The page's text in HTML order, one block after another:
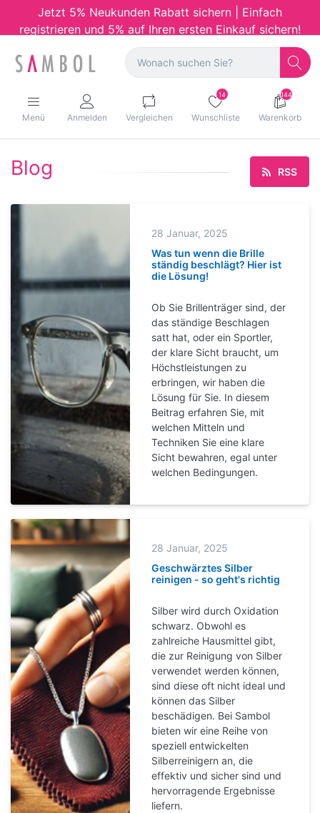
Jetzt 5% Neukunden Rabatt sichern | Einfach
registrieren und 5% auf Ihren ersten Einkauf sichern!
Menü Anmelden Vergleichen
14
Wunschliste
144
Warenkorb
Blog RSS
28 Januar, 2025
Was tun wenn die Brille
ständig beschlägt? Hier ist
die Lösung!
Ob Sie Brillenträger sind, der
das ständige Beschlagen
satt hat, oder ein Sportler,
der klare Sicht braucht, um
Höchstleistungen zu
erbringen, wir haben die
Lösung für Sie. In diesem
Beitrag erfahren Sie, mit
welchen Mitteln und
Techniken Sie eine klare
Sicht bewahren, egal unter
welchen Bedingungen.
28 Januar, 2025
Geschwärztes Silber
reinigen - so geht's richtig
Silber wird durch Oxidation
schwarz. Obwohl es
zahlreiche Hausmittel gibt,
die zur Reinigung von Silber
verwendet werden können,
sind diese oft nicht ideal und
können das Silber
beschädigen. Bei Sambol
bieten wir eine Reihe von
speziell entwickelten
Silberreinigern an, die
effektiv und sicher sind und
hervorragende Ergebnisse
liefern.